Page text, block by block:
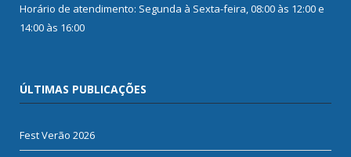
Horário de atendimento: Segunda à Sexta-feira, 08:00 às 12:00 e
14:00 às 16:00
ÚLTIMAS PUBLICAÇÕES
Fest Verão 2026